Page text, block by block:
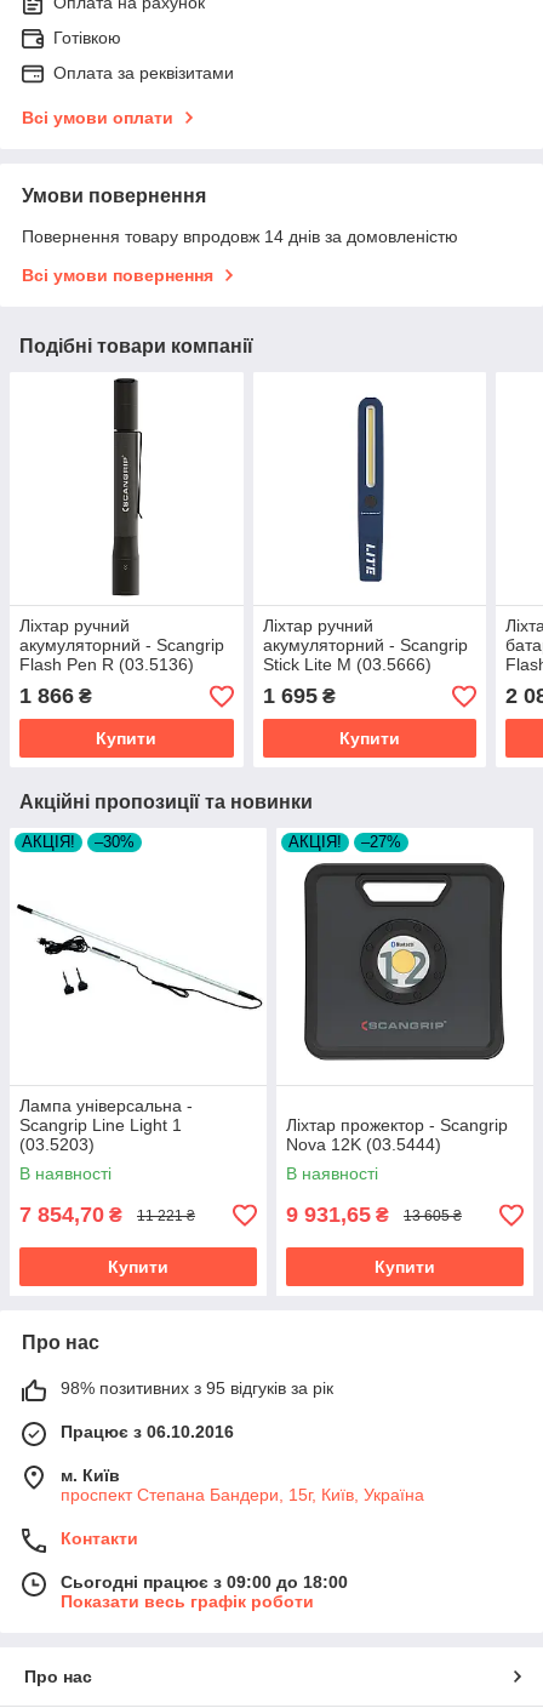
Готівкою
Оплата за реквізитами
Всі умови оплати
Умови повернення
Повернення товару впродовж 14 днів за домовленістю
Всі умови повернення
Подібні товари компанії
Ліхтар ручний
акумуляторний - Scangrip
Flash Pen R (03.5136)
1 866 ₴
Купити
Ліхтар ручний
акумуляторний - Scangrip
Stick Lite M (03.5666)
1 695₴
Купити
2
Акційні пропозиції та новинки
АКЦІЯ! –30%
Лампа універсальна -
Scangrip Line Light 1
(03.5203)
В наявності
7 854,70 ₴ 11 221 ₴
Купити
АКЦІЯ! –27%
Ліхтар прожектор - Scangrip
Nova 12K (03.5444)
В наявності
9 931,65 ₴ 13 605 ₴
Купити
Про нас
98% позитивних з 95 відгуків за рік
Працює з 06.10.2016
м. Київ
проспект Степана Бандери, 15г, Київ, Україна
Контакти
Сьогодні працює з 09:00 до 18:00
Показати весь графік роботи
Про нас